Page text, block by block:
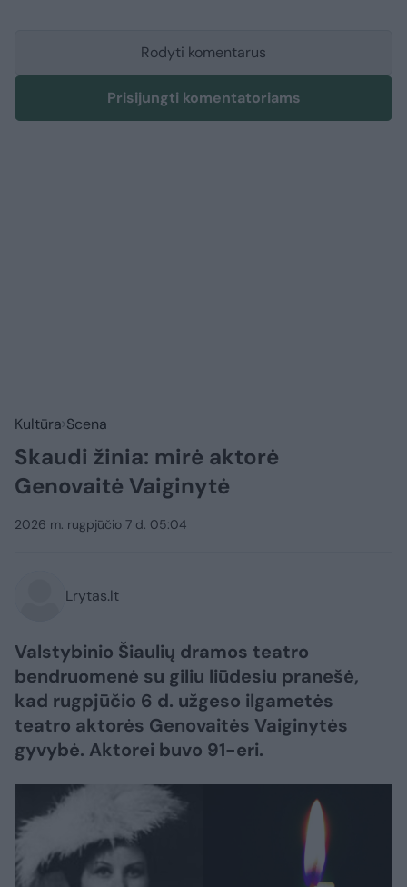
Rodyti komentarus
Prisijungti komentatoriams
Kultūra Scena
Skaudi žinia: mirė aktorė
Genovaitė Vaiginytė
2026 m. rugpjūčio 7 d. 05:04
Lrytas.lt
Valstybinio Šiaulių dramos teatro
bendruomenė su giliu liūdesiu pranešė,
kad rugpjūčio 6 d. užgeso ilgametės
teatro aktorės Genovaitės Vaiginytės
gyvybė. Aktorei buvo 91-eri.